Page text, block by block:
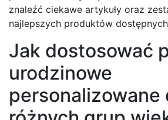
znaleźć ciekawe artykuły oraz
najlepszych produktów
Jak dostosować
urodzinowe
personalizowane